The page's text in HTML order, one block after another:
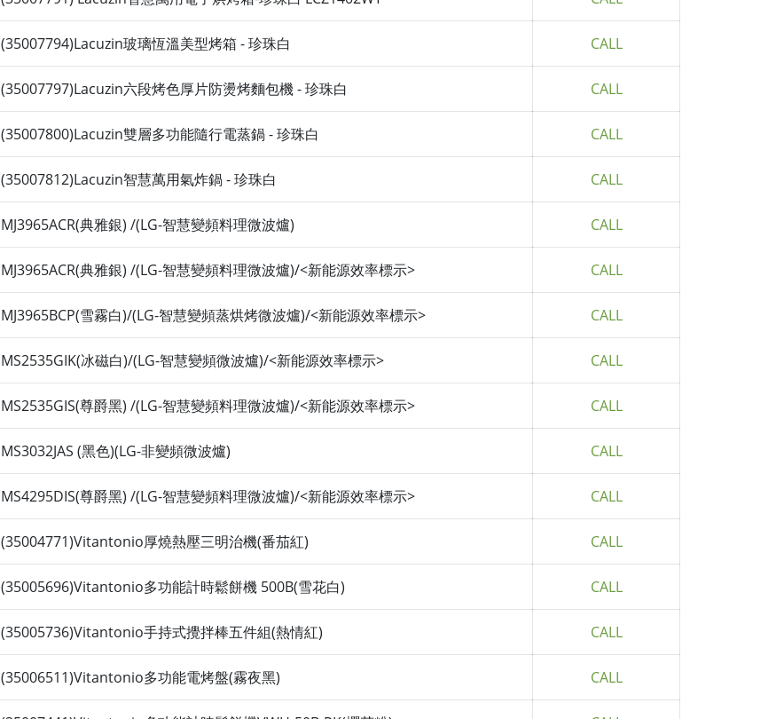
(35007794)Lacuzin玻璃恆溫美型烤箱 - 珍珠白 CALL
(35007797)Lacuzin六段烤色厚片防燙烤麵包機 - 珍珠白 CALL
(35007800)Lacuzin雙層多功能隨行電蒸鍋 - 珍珠白 CALL
(35007812)Lacuzin智慧萬用氣炸鍋 - 珍珠白 CALL
MJ3965ACR(典雅銀) /(LG-智慧變頻料理微波爐) CALL
MJ3965ACR(典雅銀) /(LG-智慧變頻料理微波爐)/<新能源效率標示> CALL
MJ3965BCP(雪霧白)/(LG-智慧變頻蒸烘烤微波爐)/<新能源效率標示> CALL
MS2535GIK(冰磁白)/(LG-智慧變頻微波爐)/<新能源效率標示> CALL
MS2535GIS(尊爵黑) /(LG-智慧變頻料理微波爐)/<新能源效率標示> CALL
MS3032JAS (黑色)(LG-非變頻微波爐) CALL
MS4295DIS(尊爵黑) /(LG-智慧變頻料理微波爐)/<新能源效率標示> CALL
(35004771)Vitantonio厚燒熱壓三明治機(番茄紅) CALL
(35005696)Vitantonio多功能計時鬆餅機 500B(雪花白) CALL
(35005736)Vitantonio手持式攪拌棒五件組(熱情紅) CALL
(35006511)Vitantonio多功能電烤盤(霧夜黑) CALL